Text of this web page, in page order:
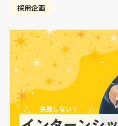
採用企画